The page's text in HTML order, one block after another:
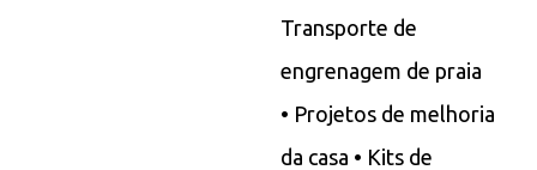
Transporte de
engrenagem de praia
• Projetos de melhoria
da casa • Kits de